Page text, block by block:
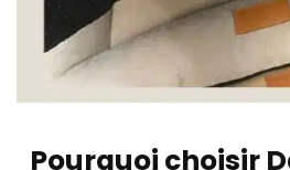
Pourquoi choisir